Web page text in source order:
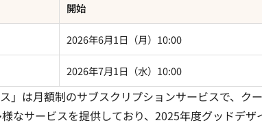
開始
2026年6月1日（月）10:00
2026年7月1日（水）10:00
」は月額制のサブスクリプションサービスで、ク
なサービスを提供しており、2025年度グッドデザ